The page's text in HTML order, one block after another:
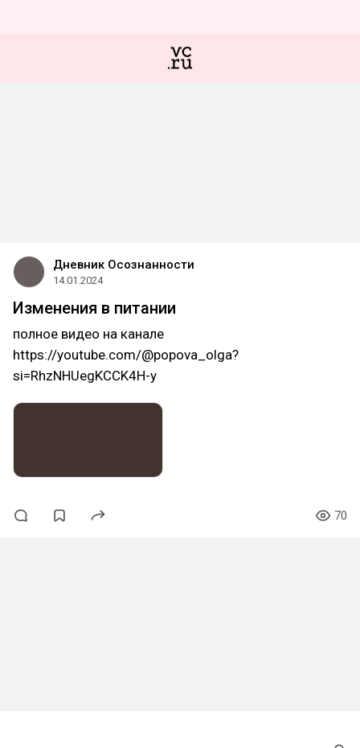
Дневник Осознанности
14.01.2024
Изменения в питании
полное видео на канале
https://youtube.com/@popova_olga?
si=RhzNHUegKCCK4H-y
70